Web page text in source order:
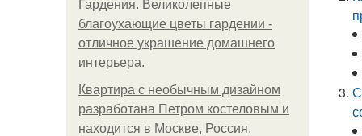
Гардения. Великолепные
благоухающие цветы гардении -
отличное украшение домашнего
интерьера.
Квартира с необычным дизайном
разработана Петром костеловым и
находится в Москве, Россия.